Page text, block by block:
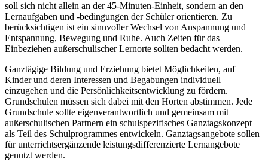
soll sich nicht allein an der 45-Minuten-Einheit, sondern an den
Lernaufgaben und -bedingungen der Schüler orientieren. Zu
berücksichtigen ist ein sinnvoller Wechsel von Anspannung und
Entspannung, Bewegung und Ruhe. Auch Zeiten für das
Einbeziehen außerschulischer Lernorte sollten bedacht werden.
Ganztägige Bildung und Erziehung bietet Möglichkeiten, auf
Kinder und deren Interessen und Begabungen individuell
einzugehen und die Persönlichkeitsentwicklung zu fördern.
Grundschulen müssen sich dabei mit den Horten abstimmen. Jede
Grundschule sollte eigenverantwortlich und gemeinsam mit
außerschulischen Partnern ein schulspezifisches Ganztagskonzept
als Teil des Schulprogrammes entwickeln. Ganztagsangebote sollen
für unterrichtsergänzende leistungsdifferenzierte Lernangebote
genutzt werden.